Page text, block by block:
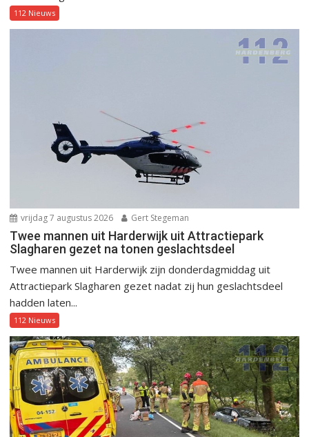
112 Nieuws
vrijdag 7 augustus 2026 Gert Stegeman
Twee mannen uit Harderwijk uit Attractiepark
Slagharen gezet na tonen geslachtsdeel
Twee mannen uit Harderwijk zijn donderdagmiddag uit
Attractiepark Slagharen gezet nadat zij hun geslachtsdeel
hadden laten...
112 Nieuws